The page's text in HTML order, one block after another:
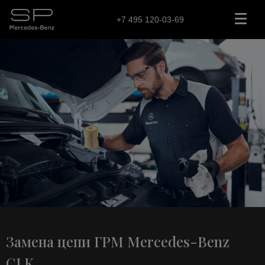
+7 495 120-03-69
Замена цепи ГРМ Mercedes-Benz